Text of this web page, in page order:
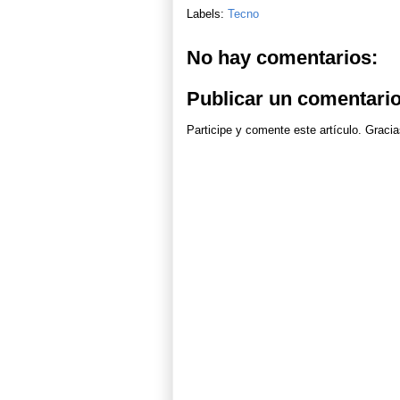
Labels: Tecno
No hay comentarios:
Publicar un
Participe y comente este artículo.